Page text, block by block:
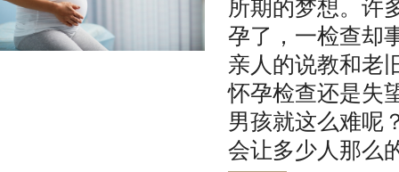
孕了，一检查却
亲人的说教和老
怀孕检查还是失
男孩就这么难呢
会让多少人那么